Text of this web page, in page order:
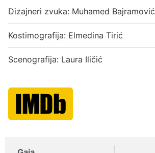
Dizajneri zvuka: Muhamed Bajramović
Kostimografija: Elmedina Tirić
Scenografija: Laura Iličić